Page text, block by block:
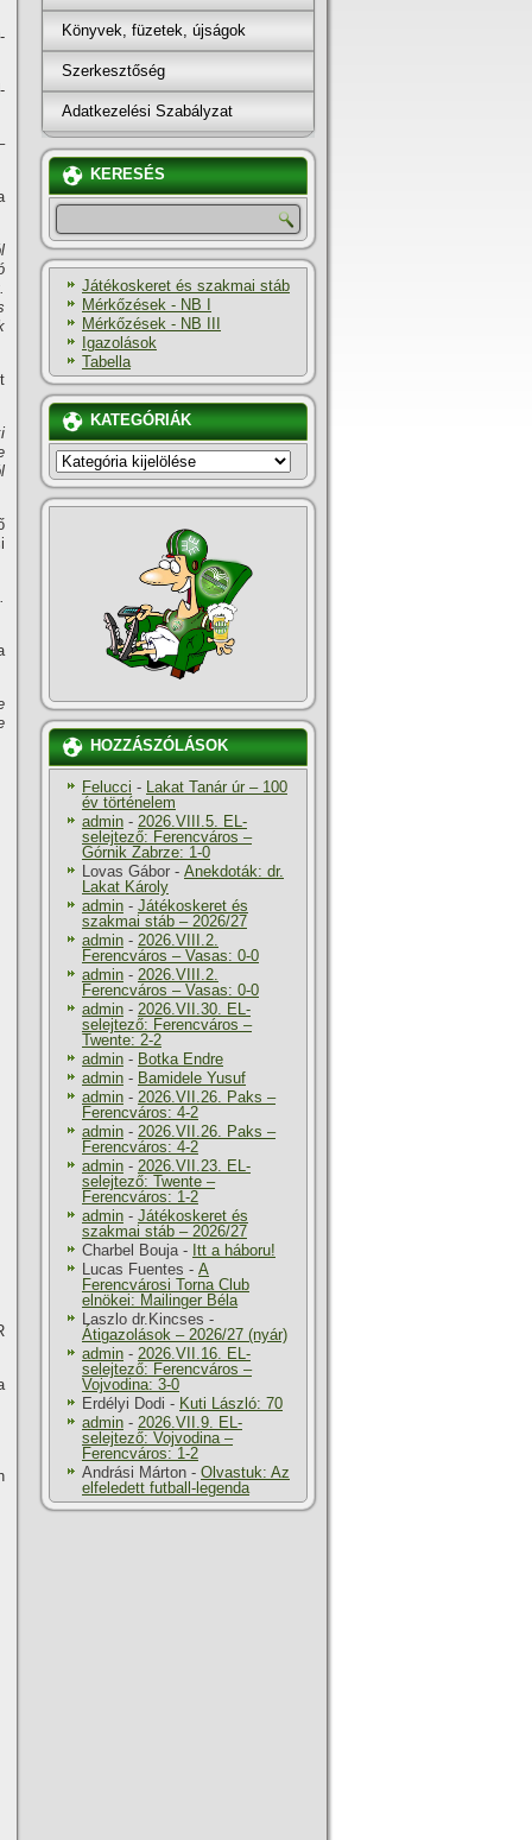
Könyvek, füzetek, újságok
Szerkesztőség
Adatkezelési Szabályzat
KERESÉS
Játékoskeret és szakmai stáb
Mérkőzések - NB I
Mérkőzések - NB III
Igazolások
Tabella
KATEGÓRIÁK
KATEGÓRIÁK
HOZZÁSZÓLÁSOK
Felucci - Lakat Tanár úr – 100
év történelem
admin - 2026.VIII.5. EL-
selejtező: Ferencváros –
Górnik Zabrze: 1-0
Lovas Gábor - Anekdoták: dr.
Lakat Károly
admin - Játékoskeret és
szakmai stáb – 2026/27
admin - 2026.VIII.2.
Ferencváros – Vasas: 0-0
admin - 2026.VIII.2.
Ferencváros – Vasas: 0-0
admin - 2026.VII.30. EL-
selejtező: Ferencváros –
Twente: 2-2
admin - Botka Endre
admin - Bamidele Yusuf
admin - 2026.VII.26. Paks –
Ferencváros: 4-2
admin - 2026.VII.26. Paks –
Ferencváros: 4-2
admin - 2026.VII.23. EL-
selejtező: Twente –
Ferencváros: 1-2
admin - Játékoskeret és
szakmai stáb – 2026/27
Charbel Bouja- Itt a háboru!
Lucas Fuentes - A
Ferencvárosi Torna Club
elnökei: Mailinger Béla
Laszlo dr.Kincses -
Átigazolások – 2026/27 (nyár)
admin - 2026.VII.16. EL-
selejtező: Ferencváros –
Vojvodina: 3-0
Erdélyi Dodi - Kuti László: 70
admin - 2026.VII.9. EL-
selejtező: Vojvodina –
Ferencváros: 1-2
Andrási Márton - Olvastuk: Az
elfeledett futball-legenda